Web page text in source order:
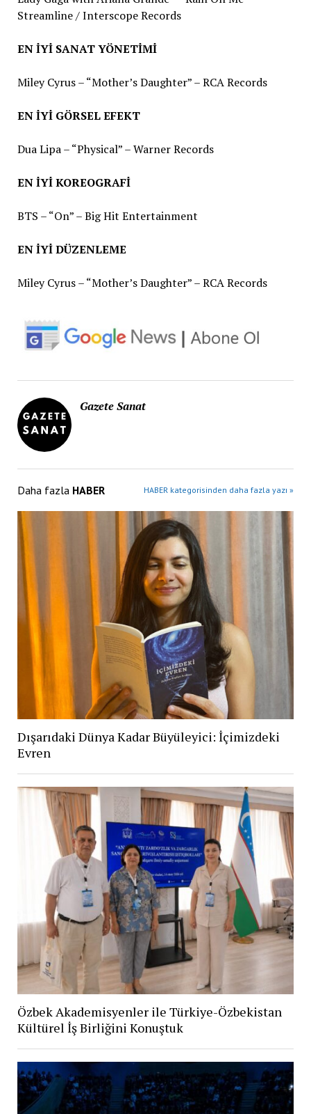
Streamline / Interscope Records
EN İYİ SANAT YÖNETİMİ
Miley Cyrus – “Mother’s Daughter” – RCA Records
EN İYİ GÖRSEL EFEKT
Dua Lipa – “Physical” – Warner Records
EN İYİ KOREOGRAFİ
BTS – “On” – Big Hit Entertainment
EN İYİ DÜZENLEME
Miley Cyrus – “Mother’s Daughter” – RCA Records
Gazete Sanat
Daha fazla HABER HABER kategorisinden daha fazla yazı »
Dışarıdaki Dünya Kadar Büyüleyici: İçimizdeki
Evren
Özbek Akademisyenler ile Türkiye-Özbekistan
Kültürel İş Birliğini Konuştuk